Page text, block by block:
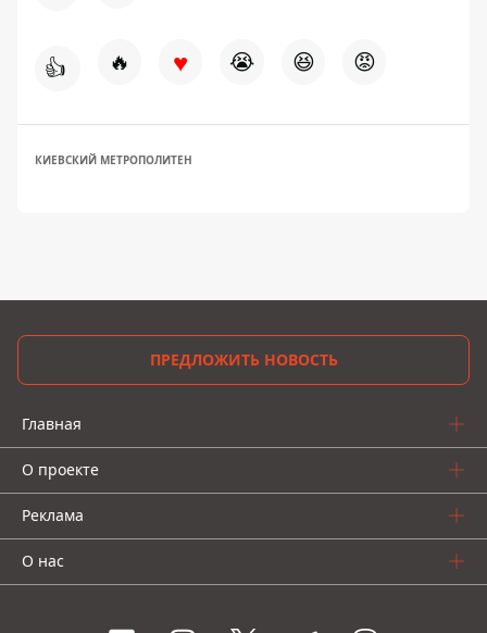
👍 🔥 ♥ 😭 😆 😡
КИЕВСКИЙ МЕТРОПОЛИТЕН
ПРЕДЛОЖИТЬ НОВОСТЬ
Главная
О проекте
Реклама
О нас